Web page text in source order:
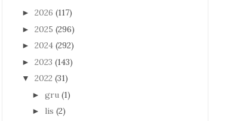
► 2026 (117)
► 2025 (296)
► 2024 (292)
► 2023 (143)
▼ 2022 (31)
► gru (1)
► lis (2)